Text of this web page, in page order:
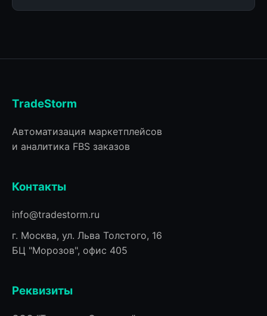
TradeStorm
Автоматизация маркетплейсов
и аналитика FBS заказов
Контакты
info@tradestorm.ru
г. Москва, ул. Льва Толстого, 16
БЦ "Морозов", офис 405
Реквизиты